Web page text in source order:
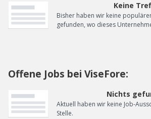
Keine
Bisher haben wir keine
gefunden, wo dieses
Offene Jobs bei ViseFore:
Nichts
Aktuell haben wir keine Job-
Stelle.